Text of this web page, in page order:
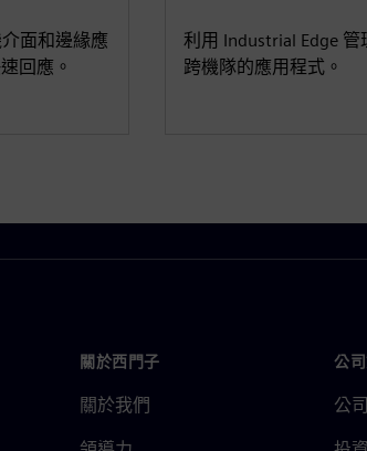
面和邊緣應
回應。
利用 Industrial Edge
跨機隊的應用程式。
關於西門子
關於我們
公
公司